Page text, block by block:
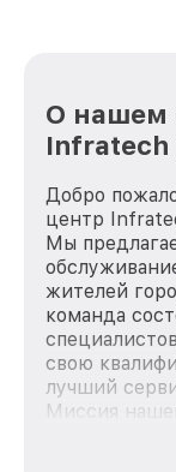
О нашем
Infratech
Добро
центр
Мы
жителей
команда
свою
лучший
Миссия
каждого